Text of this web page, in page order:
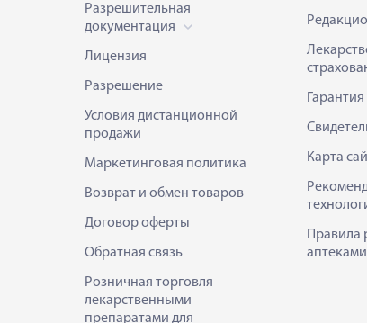
Разрешительная
документация
Лицензия
Разрешение
Условия дистанционной
продажи
Маркетинговая политика
Возврат и обмен товаров
Договор оферты
Обратная связь
Розничная торговля
лекарственными
препаратами для
Карта
Правила
аптеками